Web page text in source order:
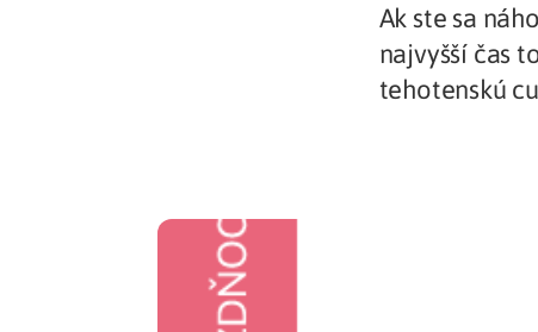
Ak ste sa
najvyšší čas
tehotenskú